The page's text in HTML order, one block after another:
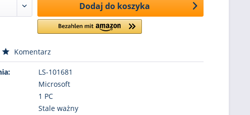
Dodaj do koszyka
Komentarz
LS-101681
Microsoft
1 PC
Stale ważny